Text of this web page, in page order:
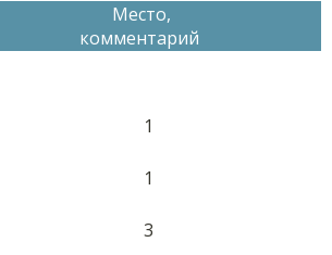
Место,
комментарий
1
1
3